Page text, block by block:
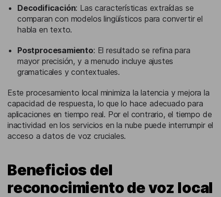
Decodificación: Las características extraídas se
comparan con modelos lingüísticos para convertir el
habla en texto.
Postprocesamiento: El resultado se refina para
mayor precisión, y a menudo incluye ajustes
gramaticales y contextuales.
Este procesamiento local minimiza la latencia y mejora la
capacidad de respuesta, lo que lo hace adecuado para
aplicaciones en tiempo real. Por el contrario, el tiempo de
inactividad en los servicios en la nube puede interrumpir el
acceso a datos de voz cruciales.
Beneficios del
reconocimiento de voz local